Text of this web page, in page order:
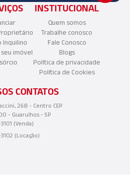
Inquilino
imóvel
INSTITUCIONAL
Quem somos
Trabalhe conosco
Fale Conosco
Blogs
Política de privacidade
Política de Cookies
CONTATOS
268 - Centro CEP
- Guarulhos - SP
3101 (Venda)
3102 (Locação)